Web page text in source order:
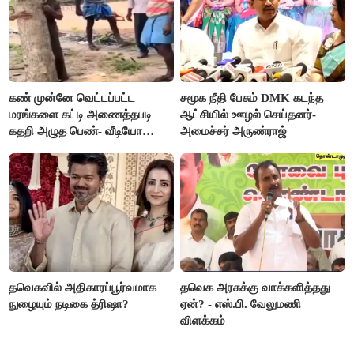
கண் முன்னே வெட்டப்பட்ட
மரங்களை கட்டி அணைத்தபடி
கதறி அழுத பெண்- வீடியோ
சமூக நீதி பேசும் DMK கடந்த
ஆட்சியில் ஊழல் செய்தனர்-
அமைச்சர் அருண்ராஜ்
தவெகவில் அதிகாரப்பூர்வமாக
நுழையும் நடிகை த்ரிஷா?
தவெக அரசுக்கு வாக்களித்தது
ஏன்? - எஸ்.பி. வேலுமணி
விளக்கம்